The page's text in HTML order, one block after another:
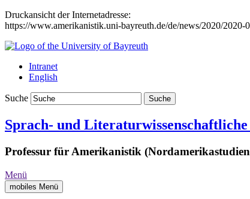
Druckansicht der Internetadresse:
https://www.amerikanistik.uni-bayreuth.de/de/news/2020/2020-
Intranet
English
Suche
Sprach- und
Professur für Amerikanistik
Menü
mobiles Menü